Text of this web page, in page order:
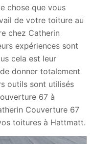
chose que vous
de votre toiture au
chez Catherin
expériences sont
cela est leur
donner totalement
outils sont utilisés
67 à
Couverture 67
toitures à Hattmatt.